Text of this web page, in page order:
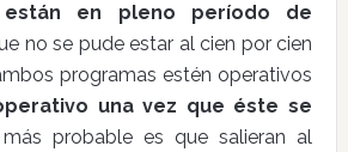
están en pleno período de
no se pude estar al cien por cien
programas estén operativos
una vez que éste se
probable es que salieran al